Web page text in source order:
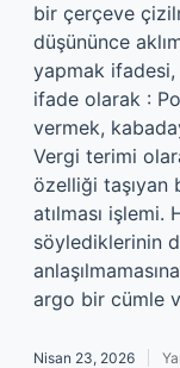
bir çerçeve
düşününce
yapmak
ifade olarak :
vermek,
Vergi terimi
özelliği taşıyan
atılması işlemi.
söylediklerinin
argo bir cümle
Nisan 23, 2026